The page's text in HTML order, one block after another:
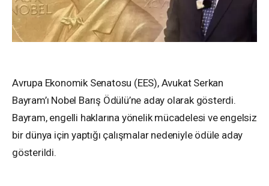
Avrupa Ekonomik Senatosu (EES), Avukat Serkan
Bayram’ı Nobel Barış Ödülü’ne aday olarak gösterdi.
Bayram, engelli haklarına yönelik mücadelesi ve engelsiz
bir dünya için yaptığı çalışmalar nedeniyle ödüle aday
gösterildi.